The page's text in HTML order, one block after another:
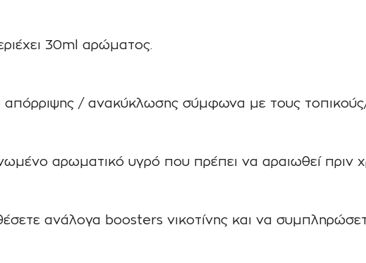
30ml αρώματος.
απόρριψης / ανακύκλωσης σύμφωνα με τους
αρωματικό υγρό που πρέπει να αραιωθεί πριν
ανάλογα boosters νικοτίνης και να